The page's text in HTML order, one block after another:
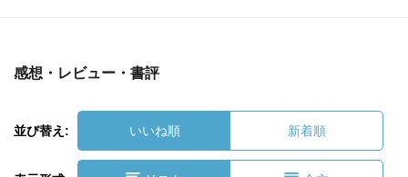
感想・レビュー・書評
並び替え: いいね順 新着順